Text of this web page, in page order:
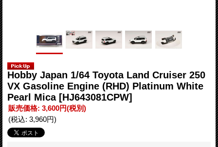
Hobby Japan 1/64 Toyota Land Cruiser 250
VX Gasoline Engine (RHD) Platinum White
Pearl Mica [HJ643081CPW]
販売価格: 3,600円(税別)
(税込: 3,960円)